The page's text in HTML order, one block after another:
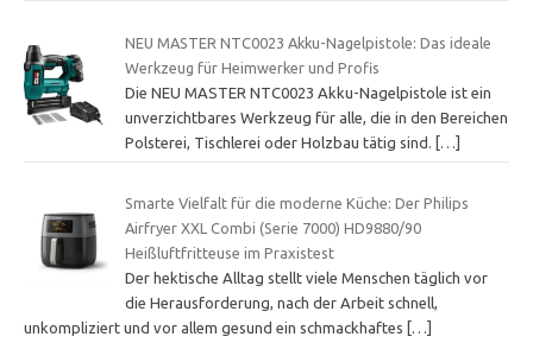
NEU MASTER NTC0023 Akku-Nagelpistole: Das ideale
Werkzeug für Heimwerker und Profis
Die NEU MASTER NTC0023 Akku-Nagelpistole ist ein
unverzichtbares Werkzeug für alle, die in den Bereichen
Polsterei, Tischlerei oder Holzbau tätig sind.
[…]
Smarte Vielfalt für die moderne Küche: Der Philips
Airfryer XXL Combi (Serie 7000) HD9880/90
Heißluftfritteuse im Praxistest
Der hektische Alltag stellt viele Menschen täglich vor
die Herausforderung, nach der Arbeit schnell,
unkompliziert und vor allem gesund ein schmackhaftes
[…]